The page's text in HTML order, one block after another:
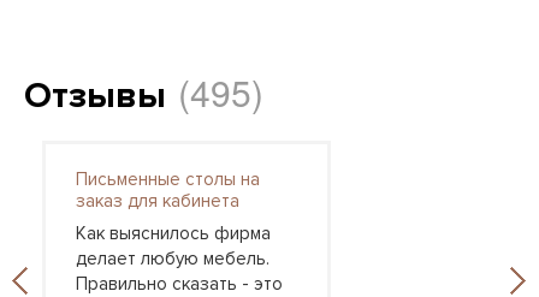
Отзывы (495)
Письменные столы на
заказ для кабинета
Как выяснилось фирма
делает любую мебель.
Правильно сказать - это